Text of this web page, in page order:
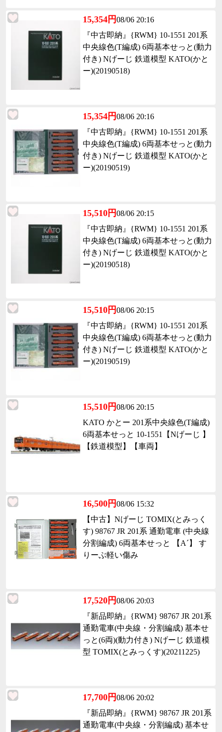
15,354円08/06 20:16
『中古即納』{RWM} 10-1551 201系
中央線色(T編成) 6両基本せっと(動力
付き) Nげーじ 鉄道模型 KATO(かと
ー)(20190518)
15,354円08/06 20:16
『中古即納』{RWM} 10-1551 201系
中央線色(T編成) 6両基本せっと(動力
付き) Nげーじ 鉄道模型 KATO(かと
ー)(20190519)
15,510円08/06 20:15
『中古即納』{RWM} 10-1551 201系
中央線色(T編成) 6両基本せっと(動力
付き) Nげーじ 鉄道模型 KATO(かと
ー)(20190518)
15,510円08/06 20:15
『中古即納』{RWM} 10-1551 201系
中央線色(T編成) 6両基本せっと(動力
付き) Nげーじ 鉄道模型 KATO(かと
ー)(20190519)
15,510円08/06 20:15
KATO かとー 201系中央線色(T編成)
6両基本せっと 10-1551【Nげーじ 】
【鉄道模型】【車両】
16,500円08/06 15:32
【中古】Nげーじ TOMIX(とみっく
す) 98767 JR 201系 通勤電車 (中央線
分割編成) 6両基本せっと 【A´】 す
りーぶ軽い傷み
17,520円08/06 20:03
『新品即納』{RWM} 98767 JR 201系
通勤電車(中央線・分割編成) 基本せ
っと(6両)(動力付き) Nげーじ 鉄道模
型 TOMIX(とみっくす)(20211225)
17,700円08/06 20:02
『新品即納』{RWM} 98767 JR 201系
通勤電車(中央線・分割編成) 基本せ